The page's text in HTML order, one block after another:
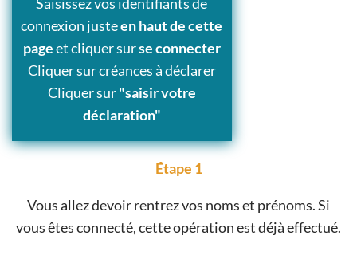
connexion justeen haut de cette
pageet cliquer surse connecter
Cliquer sur créances à déclarer
Cliquer sur"saisir votre
déclaration"
Étape 1
Vous allez devoir rentrez vos noms et prénoms. Si
vous êtes connecté, cette opération est déjà effectué.